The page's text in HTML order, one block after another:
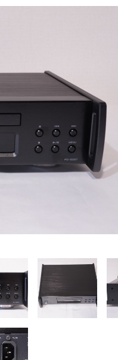
スピーカー
オーディオアクセ
ヘッドフォン・イ
オーディオその他